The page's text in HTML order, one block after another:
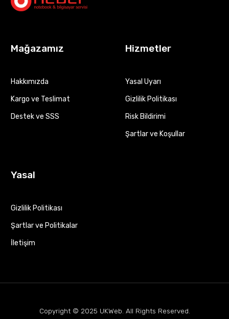
Mağazamız
Hakkımızda
Kargo ve Teslimat
Destek ve SSS
Hizmetler
Yasal Uyarı
Gizlilik Politikası
Risk Bildirimi
Şartlar ve Koşullar
Yasal
Gizlilik Politikası
Şartlar ve Politikalar
İletişim
Copyright © 2025 UKWeb. All Rights Reserved.